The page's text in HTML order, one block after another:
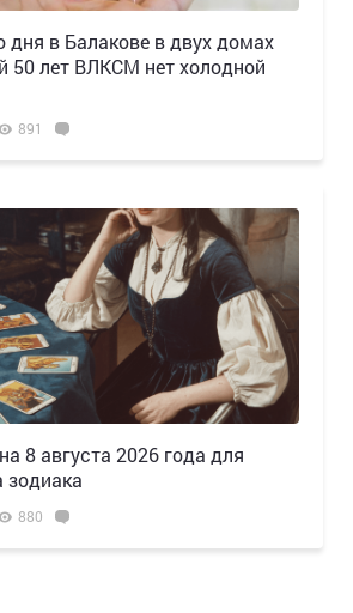
дня в Балакове в двух домах
50 лет ВЛКСМ нет холодной
891
8 августа 2026 года для
зодиака
880